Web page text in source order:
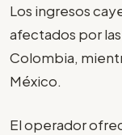
Los ingresos
afectados por
Colombia,
México.
El operador